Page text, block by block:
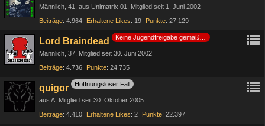
Männlich 41 aus Unimatrix 01
Mitglied seit 1. Juni 2002
Beiträge 4.964 Erhaltene Likes 19 Punkte 27.129
Lord Braindead
Männlich 37 Mitglied seit 30. Juni 2002
Beiträge 4.736 Punkte 24.735
quigor Hoffnungsloser Fall
aus A Mitglied seit 30. Oktober 2005
Beiträge 4.410 Erhaltene Likes 2 Punkte 22.397